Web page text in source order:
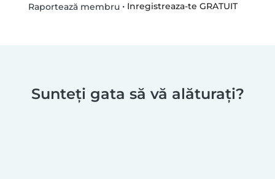
Raportează membru• Inregistreaza-te GRATUIT
Sunteți gata să vă alăturați?